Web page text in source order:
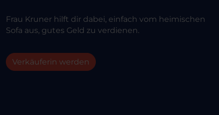
Frau Kruner hilft dir dabei, einfach vom heimischen
Sofa aus, gutes Geld zu verdienen.
Verkäuferin werden